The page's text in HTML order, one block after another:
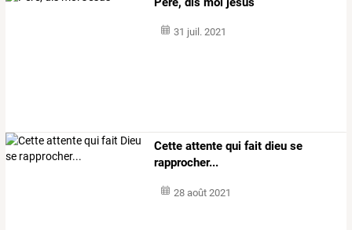
31 juil. 2021
Cette attente qui fait dieu se
rapprocher...
28 août 2021